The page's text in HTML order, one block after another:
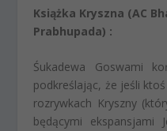
Książka Kryszna (AC
Prabhupada) :
Śukadewa Goswami
podkreślając, że jeśli ktoś
rozrywkach Kryszny
będącymi ekspansjami